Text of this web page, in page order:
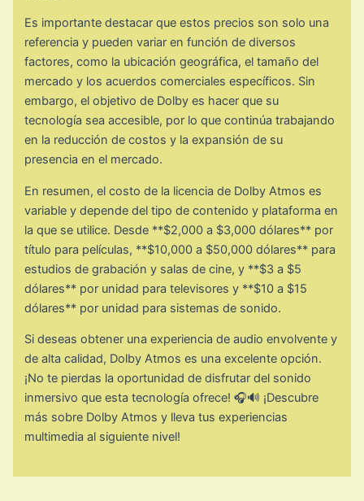
Es importante destacar que estos precios son solo una
referencia y pueden variar en función de diversos
factores, como la ubicación geográfica, el tamaño del
mercado y los acuerdos comerciales específicos. Sin
embargo, el objetivo de Dolby es hacer que su
tecnología sea accesible, por lo que continúa trabajando
en la reducción de costos y la expansión de su
presencia en el mercado.
En resumen, el costo de la licencia de Dolby Atmos es
variable y depende del tipo de contenido y plataforma en
la que se utilice. Desde **$2,000 a $3,000 dólares** por
título para películas, **$10,000 a $50,000 dólares** para
estudios de grabación y salas de cine, y **$3 a $5
dólares** por unidad para televisores y **$10 a $15
dólares** por unidad para sistemas de sonido.
Si deseas obtener una experiencia de audio envolvente y
de alta calidad, Dolby Atmos es una excelente opción.
¡No te pierdas la oportunidad de disfrutar del sonido
inmersivo que esta tecnología ofrece! 🎧🔊 ¡Descubre
más sobre Dolby Atmos y lleva tus experiencias
multimedia al siguiente nivel!